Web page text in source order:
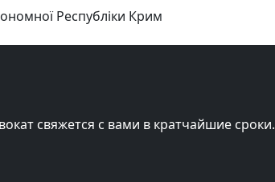
Республіки Крим
свяжется с вами в кратчайшие сроки.